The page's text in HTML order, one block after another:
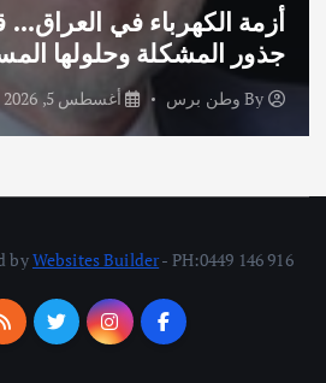
اختتام ورشة السينوغرافيا
الاماراتية
وطن برس أغسطس 3, 2026
byWebsites Builder- PH:0449 146 916